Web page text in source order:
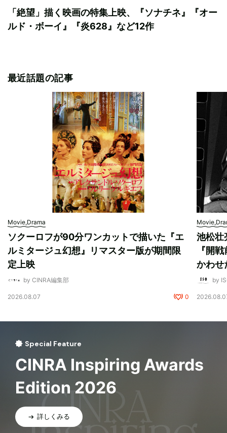
「絶望」描く映画の特集上映、『ソナチネ』『オー
ルド・ボーイ』『炎628』など12作
最近話題の記事
Movie,Drama
ソクーロフが90分ワンカットで描いた『エ
ルミタージュ幻想』リマスター版が期間限
定上映
by CINRA編集部
2026.08.07 0
池松壮
『開
かわせ
by
Special Feature
CINRA Inspiring Awards
Edition 2026
詳しくみる